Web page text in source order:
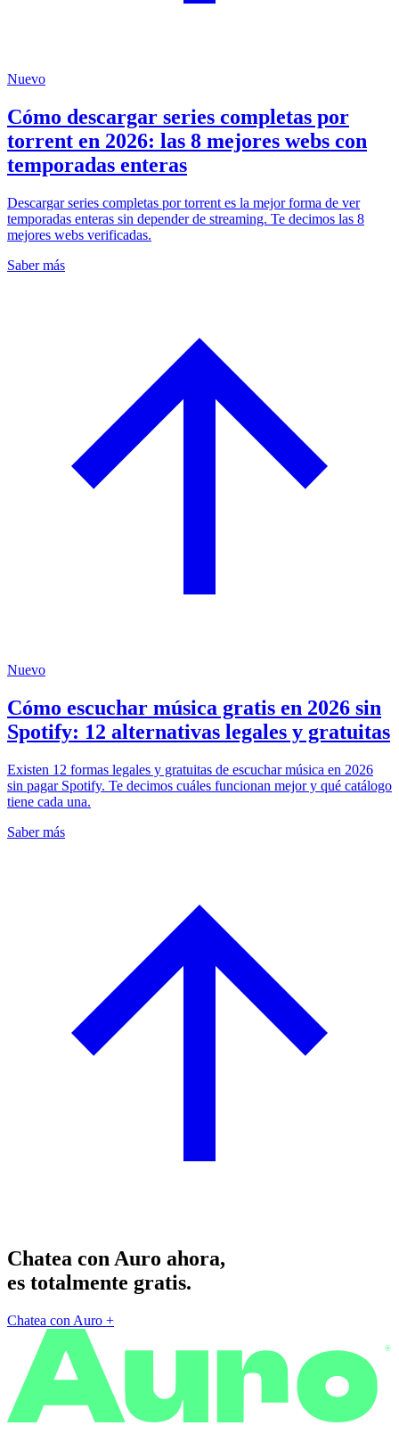
Nuevo
Cómo descargar series completas por
torrent en 2026: las 8 mejores webs con
temporadas enteras
Descargar series completas por torrent es la mejor forma de ver
temporadas enteras sin depender de streaming. Te decimos las 8
mejores webs verificadas.
Saber más
Nuevo
Cómo escuchar música gratis en 2026 sin
Spotify: 12 alternativas legales y gratuitas
Existen 12 formas legales y gratuitas de escuchar música en 2026
sin pagar Spotify. Te decimos cuáles funcionan mejor y qué catálogo
tiene cada una.
Saber más
Chatea con Auro ahora,
es totalmente gratis.
Chatea con Auro +
®